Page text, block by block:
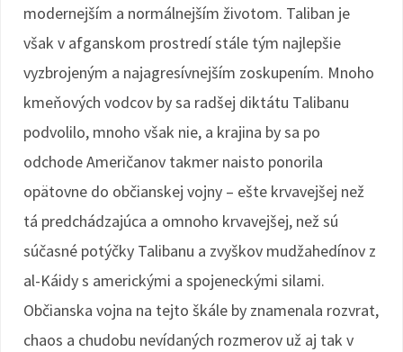
modernejším a normálnejším životom. Taliban je
však v afganskom prostredí stále tým najlepšie
vyzbrojeným a najagresívnejším zoskupením. Mnoho
kmeňových vodcov by sa radšej diktátu Talibanu
podvolilo, mnoho však nie, a krajina by sa po
odchode Američanov takmer naisto ponorila
opätovne do občianskej vojny – ešte krvavejšej než
tá predchádzajúca a omnoho krvavejšej, než sú
súčasné potýčky Talibanu a zvyškov mudžahedínov z
al-Káidy s americkými a spojeneckými silami.
Občianska vojna na tejto škále by znamenala rozvrat,
chaos a chudobu nevídaných rozmerov už aj tak v